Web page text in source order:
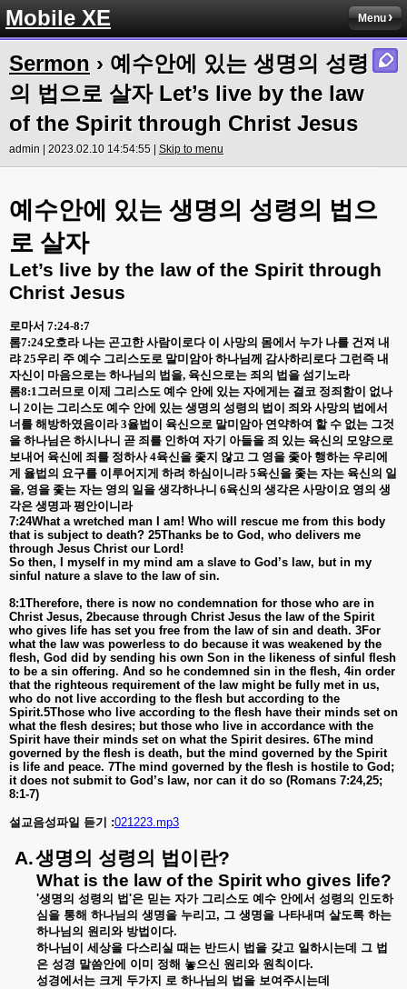
Mobile XE Menu
Sermon › 예수안에 있는 생명의 성령
의 법으로 살자 Let’s live by the law
of the Spirit through Christ Jesus
admin | 2023.02.10 14:54:55 | Skip to menu
예수안에 있는 생명의 성령의 법으
로 살자
Let’s live by the law of the Spirit through
Christ Jesus
로마서 7:24-8:7
롬7:24오호라 나는 곤고한 사람이로다 이 사망의 몸에서 누가 나를 건져 내
랴25우리 주 예수 그리스도로 말미암아 하나님께 감사하리로다 그런즉 내
자신이 마음으로는 하나님의 법을, 육신으로는 죄의 법을 섬기노라
롬8:1그러므로 이제 그리스도 예수 안에 있는 자에게는 결코 정죄함이 없나
니 2이는 그리스도 예수 안에 있는 생명의 성령의 법이 죄와 사망의 법에서
너를 해방하였음이라3율법이 육신으로 말미암아 연약하여 할 수 없는 그것
을 하나님은 하시나니 곧 죄를 인하여 자기 아들을 죄 있는 육신의 모양으로
보내어 육신에 죄를 정하사4육신을 좇지 않고 그 영을 좇아 행하는 우리에
게 율법의 요구를 이루어지게 하려 하심이니라5육신을 좇는 자는 육신의 일
을, 영을 좇는 자는 영의 일을 생각하나니 6육신의 생각은 사망이요 영의 생
각은 생명과 평안이니라
7:24What a wretched man I am! Who will rescue me from this body
that is subject to death? 25Thanks be to God, who delivers me
through Jesus Christ our Lord!
So then, I myself in my mind am a slave to God’s law, but in my
sinful nature a slave to the law of sin.
8:1Therefore, there is now no condemnation for those who are in
Christ Jesus, 2because through Christ Jesus the law of the Spirit
who gives life has set you free from the law of sin and death. 3For
what the law was powerless to do because it was weakened by the
flesh, God did by sending his own Son in the likeness of sinful flesh
to be a sin offering. And so he condemned sin in the flesh, 4in order
that the righteous requirement of the law might be fully met in us,
who do not live according to the flesh but according to the
Spirit.5Those who live according to the flesh have their minds set on
what the flesh desires; but those who live in accordance with the
Spirit have their minds set on what the Spirit desires. 6The mind
governed by the flesh is death, but the mind governed by the Spirit
is life and peace. 7The mind governed by the flesh is hostile to God;
it does not submit to God’s law, nor can it do so (Romans 7:24,25;
8:1-7)
설교음성파일 듣기 :021223.mp3
A.생명의 성령의 법이란?
What is the law of the Spirit who gives life?
'생명의 성령의 법 '은 믿는 자가 그리스도 예수 안에서 성령의 인도하
심을 통해 하나님의 생명을 누리고, 그 생명을 나타내며 살도록 하는
하나님의 원리와 방법이다.
하나님이 세상을 다스리실 때는 반드시 법을 갖고 일하시는데 그 법
은 성경 말씀안에 이미 정해 놓으신 원리와 원칙이다.
성경에서는 크게 두가지 로 하나님의 법을 보여주시는데